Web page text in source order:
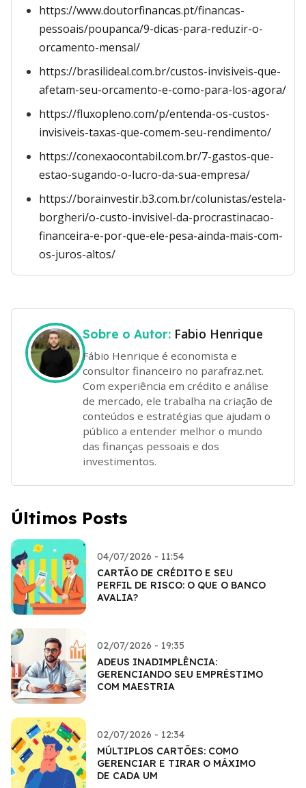
https://www.doutorfinancas.pt/financas-
pessoais/poupanca/9-dicas-para-reduzir-o-
orcamento-mensal/
https://brasilideal.com.br/custos-invisiveis-que-
afetam-seu-orcamento-e-como-para-los-agora/
https://fluxopleno.com/p/entenda-os-custos-
invisiveis-taxas-que-comem-seu-rendimento/
https://conexaocontabil.com.br/7-gastos-que-
estao-sugando-o-lucro-da-sua-empresa/
https://borainvestir.b3.com.br/colunistas/estela-
borgheri/o-custo-invisivel-da-procrastinacao-
financeira-e-por-que-ele-pesa-ainda-mais-com-
os-juros-altos/
Sobre o Autor: Fabio Henrique
Fábio Henrique é economista e
consultor financeiro no parafraz.net.
Com experiência em crédito e análise
de mercado, ele trabalha na criação de
conteúdos e estratégias que ajudam o
público a entender melhor o mundo
das finanças pessoais e dos
investimentos.
Últimos Posts
04/07/2026 - 11:54
CARTÃO DE CRÉDITO E SEU
PERFIL DE RISCO: O QUE O BANCO
AVALIA?
02/07/2026 - 19:35
ADEUS INADIMPLÊNCIA:
GERENCIANDO SEU EMPRÉSTIMO
COM MAESTRIA
02/07/2026 - 12:34
MÚLTIPLOS CARTÕES: COMO
GERENCIAR E TIRAR O MÁXIMO
DE CADA UM